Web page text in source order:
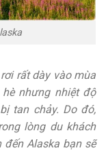
rất dày vào mùa
nhưng nhiệt độ
tan chảy. Do đó,
lòng du khách
đến Alaska bạn sẽ